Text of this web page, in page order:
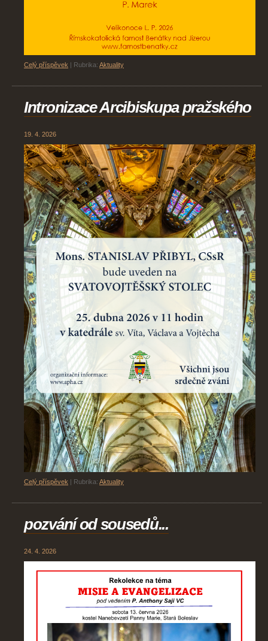
Celý příspěvek | Rubrika: Aktuality
Intronizace Arcibiskupa pražského
19. 4. 2026
Celý příspěvek | Rubrika: Aktuality
pozvání od sousedů...
24. 4. 2026